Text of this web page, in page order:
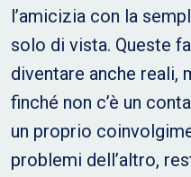
l’amicizia con la
solo di vista. Queste
diventare anche reali,
finché non c’è un
un proprio
problemi dell’altro,